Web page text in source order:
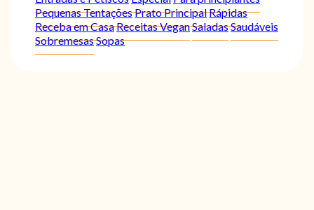
Pequenas TentaçõesPrato PrincipalRápidas
Receba em CasaReceitas VeganSaladasSaudáveis
SobremesasSopas